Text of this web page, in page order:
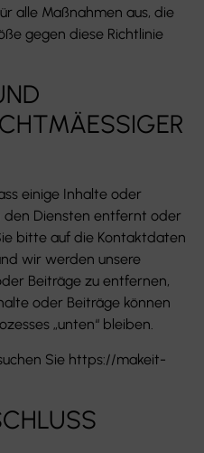
alle Maßnahmen aus, die
gegen diese Richtlinie
einige Inhalte oder
den Diensten entfernt oder
bitte auf die Kontaktdaten
wir werden unsere
Beiträge zu entfernen,
oder Beiträge können
„unten“ bleiben.
Sie https://makeit-